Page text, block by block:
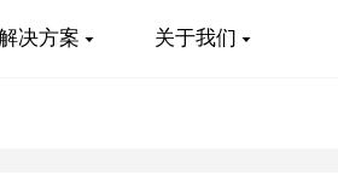
决方案 关于我们